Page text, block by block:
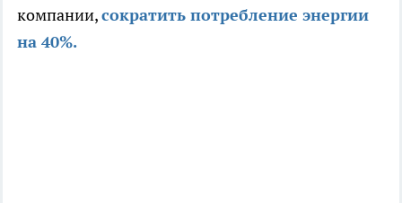
компании,сократить потребление энергии
на 40%.